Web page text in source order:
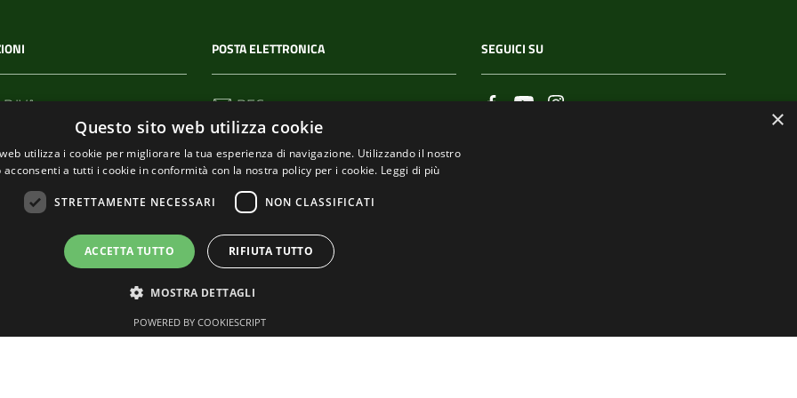
POSTA ELETTRONICA
PEC
segreteria@pec-
comunediriomaggiore.it
Email
urp@comune.riomaggiore.sp.it
SEGUICI SU
×
Questo sito web utilizza cookie
utilizza i cookie per migliorare la tua esperienza di navigazione. Utilizzando il nostro
acconsenti a tutti i cookie in conformità con la nostra policy per i cookie. Leggi di più
STRETTAMENTE NECESSARI NON CLASSIFICATI
ACCETTA TUTTO RIFIUTA TUTTO
MOSTRA DETTAGLI
POWERED BY COOKIESCRIPT